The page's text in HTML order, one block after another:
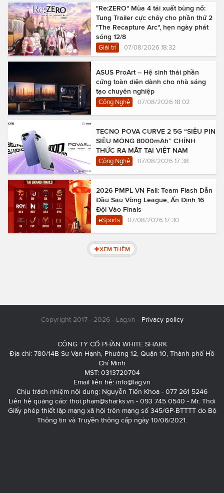
"Re:ZERO" Mùa 4 tái xuất bùng nổ:
Tung Trailer cực cháy cho phần thứ 2
"The Recapture Arc", hẹn ngày phát
sóng 12/8
Giải trí 07/08/2026 18:32
ASUS ProArt – Hệ sinh thái phần
cứng toàn diện dành cho nhà sáng
tạo chuyên nghiệp
Công Nghệ 07/08/2026 18:02
TECNO POVA CURVE 2 5G “SIÊU PIN
SIÊU MỎNG 8000mAh” CHÍNH
THỨC RA MẮT TẠI VIỆT NAM
Công Nghệ 07/08/2026 17:38
2026 PMPL VN Fall: Team Flash Dẫn
Đầu Sau Vòng League, Ấn Định 16
Đội Vào Finals
eSports 07/08/2026 17:30
XEM THÊM
Copyright 2017 - 2026 - Lag.vn - Privacy policy
CÔNG TY CỔ PHẦN WHITE SHARK
Địa chỉ: 780/14B Sư Vạn Hạnh, Phường 12, Quận 10, Thành phố Hồ
Chí Minh
MST: 0313720704
Email liên hệ: info@lag.vn
Chịu trách nhiệm nội dung: Nguyễn Tiến Khoa - 077 261 5246
Liên hệ quảng cáo: thoi.pham@sharks.vn - 093 745 0540 - Mr. Thơi
Giấy phép thiết lập mạng xã hội trên mạng số 345/GP-BTTTT do Bộ
Thông tin và Truyền thông cấp ngày 10/06/2021.